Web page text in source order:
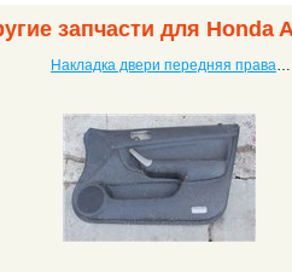
запчасти для Honda
Накладка двери передняя правая Accord 7